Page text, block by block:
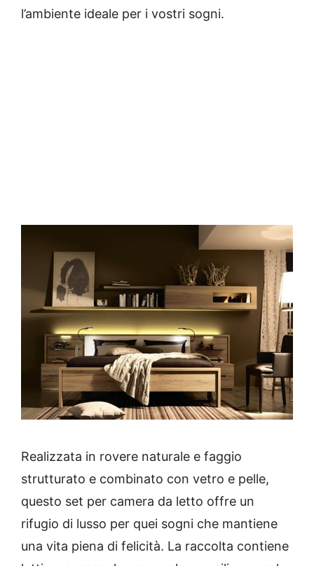
l’ambiente ideale per i vostri sogni.
Realizzata in rovere naturale e faggio
strutturato e combinato con vetro e pelle,
questo set per camera da letto offre un
rifugio di lusso per quei sogni che mantiene
una vita piena di felicità. La raccolta contiene